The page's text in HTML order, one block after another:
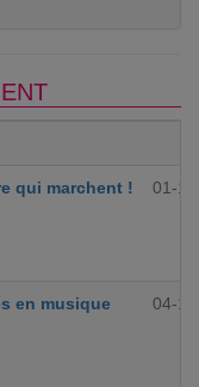
qui marchent ! 01-
en musique 04-